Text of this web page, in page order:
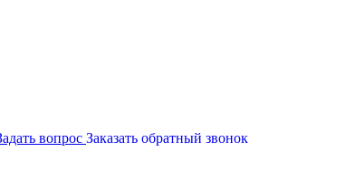
вопрос Заказать обратный звонок